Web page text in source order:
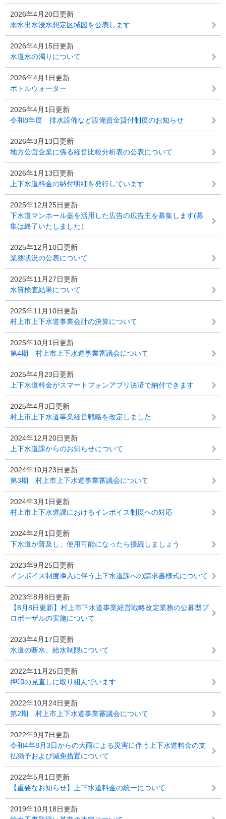
2026年4月20日更新
雨水出水浸水想定区域図を公表します
2026年4月15日更新
水道水の濁りについて
2026年4月1日更新
ボトルウォーター
2026年4月1日更新
令和8年度 排水設備など設備資金貸付制度のお知らせ
2026年3月13日更新
地方公営企業に係る経営比較分析表の公表について
2026年1月13日更新
上下水道料金の納付明細を発行しています
2025年12月25日更新
下水道マンホール蓋を活用した広告の広告主を募集します(募
集は終了いたしました）
2025年12月10日更新
業務状況の公表について
2025年11月27日更新
水質検査結果について
2025年11月10日更新
村上市上下水道事業会計の決算について
2025年10月1日更新
第4期 村上市上下水道事業審議会について
2025年4月23日更新
上下水道料金がスマートフォンアプリ決済で納付できます
2025年4月3日更新
村上市上下水道事業経営戦略を改定しました
2024年12月20日更新
上下水道課からのお知らせについて
2024年10月23日更新
第3期 村上市上下水道事業審議会について
2024年3月1日更新
村上市上下水道課におけるインボイス制度への対応
2024年2月1日更新
下水道が普及し、使用可能になったら接続しましょう
2023年9月25日更新
インボイス制度導入に伴う上下水道課への請求書様式について
2023年8月8日更新
【8月8日更新】村上市下水道事業経営戦略改定業務の公募型プ
ロポーザルの実施について
2023年4月17日更新
水道の断水、給水制限について
2022年11月25日更新
押印の見直しに取り組んでいます
2022年10月24日更新
第2期 村上市上下水道事業審議会について
2022年9月7日更新
令和4年8月3日からの大雨による災害に伴う上下水道料金の支
払猶予および減免措置について
2022年5月1日更新
【重要なお知らせ】上下水道料金の統一について
2019年10月18日更新